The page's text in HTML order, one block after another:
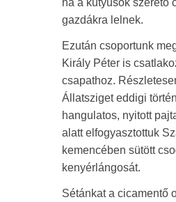
ha a kutyusok szerető
gazdákra lelnek.
Ezután csoportunk
Király Péter is
csapathoz.
Állatsziget eddigi
hangulatos, nyitott
alatt elfogyasztottuk
kemencében sütött
kenyérlángosát.
Sétánkat a cicamentő